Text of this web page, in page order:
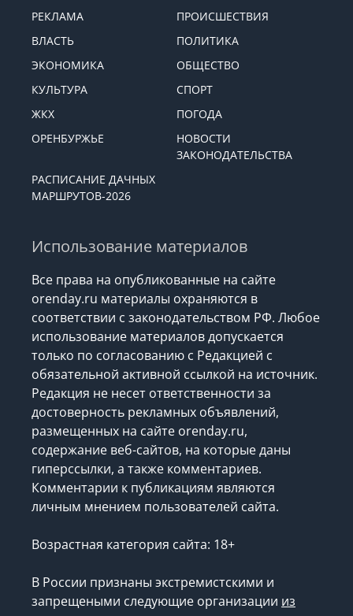
РЕКЛАМА
ПРОИСШЕСТВИЯ
ВЛАСТЬ
ПОЛИТИКА
ЭКОНОМИКА
ОБЩЕСТВО
КУЛЬТУРА
СПОРТ
ЖКХ
ПОГОДА
ОРЕНБУРЖЬЕ
НОВОСТИ
ЗАКОНОДАТЕЛЬСТВА
РАСПИСАНИЕ ДАЧНЫХ
МАРШРУТОВ-2026
Использование материалов
Все права на опубликованные на сайте
orenday.ru материалы охраняются в
соответствии с законодательством РФ. Любое
использование материалов допускается
только по согласованию с Редакцией с
обязательной активной ссылкой на источник.
Редакция не несет ответственности за
достоверность рекламных объявлений,
размещенных на сайте orenday.ru,
содержание веб-сайтов, на которые даны
гиперссылки, а также комментариев.
Комментарии к публикациям являются
личным мнением пользователей сайта.
Возрастная категория сайта: 18+
В России признаны экстремистскими и
запрещеными следующие организации из